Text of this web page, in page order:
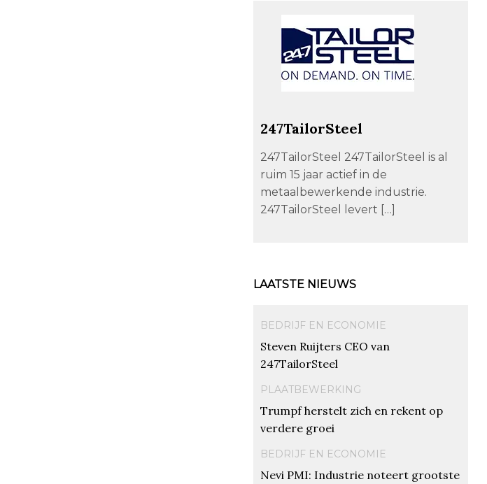
247TailorSteel
247TailorSteel 247TailorSteel is al
ruim 15 jaar actief in de
metaalbewerkende industrie.
247TailorSteel levert […]
LAATSTE NIEUWS
BEDRIJF EN ECONOMIE
Steven Ruijters CEO van
247TailorSteel
PLAATBEWERKING
Trumpf herstelt zich en rekent op
verdere groei
BEDRIJF EN ECONOMIE
Nevi PMI: Industrie noteert grootste